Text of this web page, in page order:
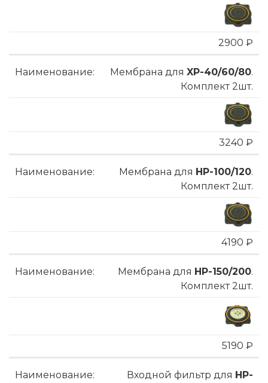
2900 ₽
Мембрана для XP-40/60/80.
Комплект 2шт.
3240 ₽
Мембрана для HP-100/120.
Комплект 2шт.
4190 ₽
Мембрана для HP-150/200.
Комплект 2шт.
5190 ₽
Входной фильтр для HP-